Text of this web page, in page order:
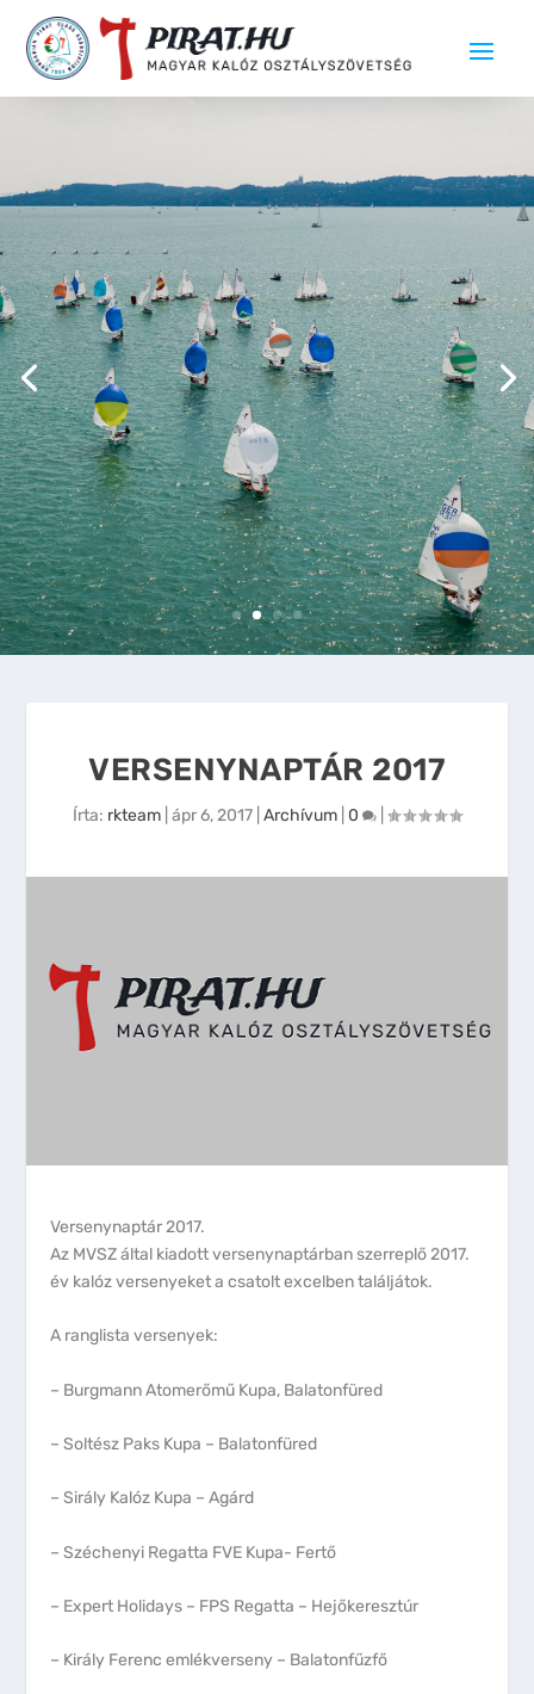
VERSENYNAPTÁR 2017
Írta: rkteam ápr 6, 2017 Archívum 0
Versenynaptár 2017.
Az MVSZ által kiadott versenynaptárban szerreplő 2017.
év kalóz versenyeket a csatolt excelben találjátok.
A ranglista versenyek:
– Burgmann Atomerőmű Kupa, Balatonfüred
– Soltész Paks Kupa – Balatonfüred
– Sirály Kalóz Kupa – Agárd
– Széchenyi Regatta FVE Kupa- Fertő
– Expert Holidays – FPS Regatta – Hejőkeresztúr
– Király Ferenc emlékverseny – Balatonfűzfő